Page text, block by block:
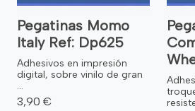
Pegatinas Momo
Italy Ref: Dp625
Adhesivos en impresión
digital, sobre vinilo de gran
...
3,90 €